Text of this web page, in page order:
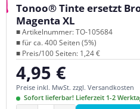
Tonoo® Tinte ersetzt
Magenta XL
■ Artikelnummer: TO-105684
■ für ca. 400 Seiten (5%)
■ Preis/100 Seiten: 1,24 €
Regulärer Preis:
4,95 €
Preise inkl. MwSt. zzgl. Versandkosten
Sofort lieferbar! Lieferzeit 1-2